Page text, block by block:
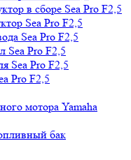
в сборе Sea Pro F2,5
Sea Pro F2,5
Sea Pro F2,5
Sea Pro F2,5
Sea Pro F2,5
Pro F2,5
мотора Yamaha
бак